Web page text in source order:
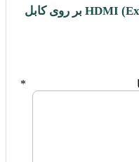
“مبدل افزایش طول (Extension) HDMI بر روی کابل
شما *